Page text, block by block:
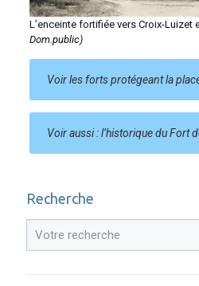
L’enceinte fortifiée vers Croix-Luizet
Dom.public)
Voir les forts protégeant la
Voir aussi : l’historique du Fort
Recherche